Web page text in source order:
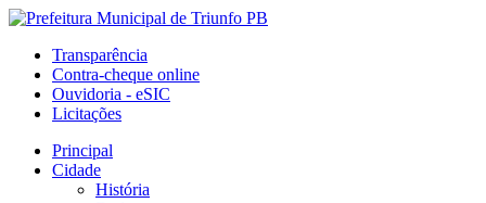
Transparência
Contra-cheque online
Ouvidoria - eSIC
Licitações
Principal
Cidade
História